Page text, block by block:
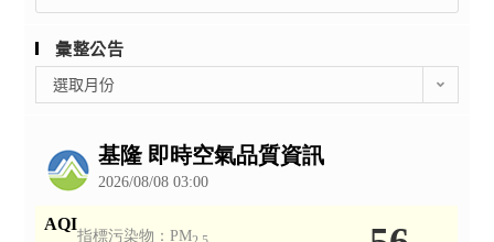
彙整公告
整
選取月份